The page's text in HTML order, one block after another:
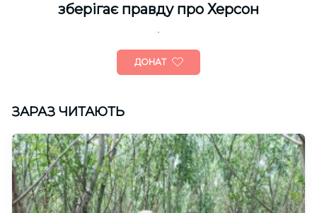
зберігає правду про Херсон
ДОНАТ
ЗАРАЗ ЧИТАЮТЬ